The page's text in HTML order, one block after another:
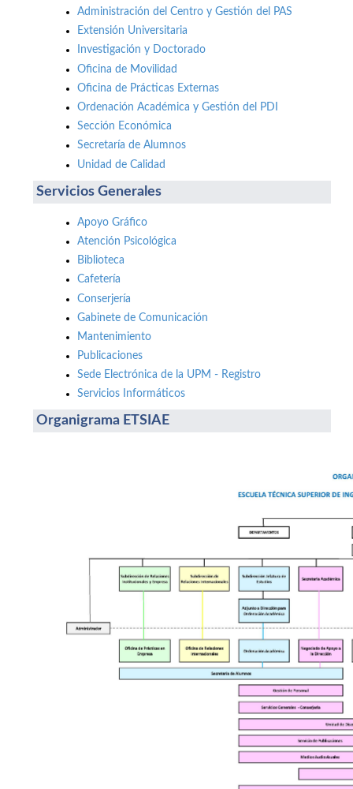
Administración del Centro y Gestión del PAS
Extensión Universitaria
Investigación y Doctorado
Oficina de Movilidad
Oficina de Prácticas Externas
Ordenación Académica y Gestión del PDI
Sección Económica
Secretaría de Alumnos
Unidad de Calidad
Servicios Generales
Apoyo Gráfico
Atención Psicológica
Biblioteca
Cafetería
Conserjería
Gabinete de Comunicación
Mantenimiento
Publicaciones
Sede Electrónica de la UPM - Registro
Servicios Informáticos
Organigrama ETSIAE